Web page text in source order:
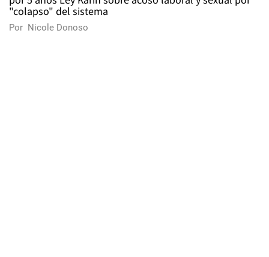
"colapso" del sistema
Por Nicole Donoso